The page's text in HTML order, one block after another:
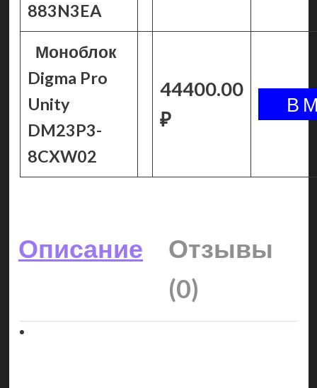
883N3EA
Моноблок
Digma Pro
Unity
DM23P3-
8CXW02
44400.00
₽
Описание
Отзывы
(0)